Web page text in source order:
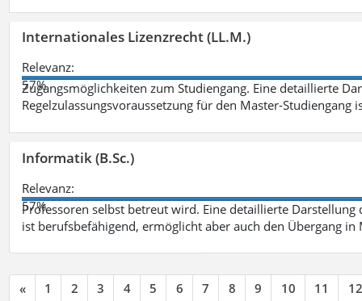
Internationales Lizenzrecht (LL.M.)
Relevanz:
57%
Zugangsmöglichkeiten zum Studiengang. Eine detaillierte
Regelzulassungsvoraussetzung für den Master-
Informatik (B.Sc.)
Relevanz:
57%
Professoren selbst betreut wird. Eine detaillierte
ist berufsbefähigend, ermöglicht aber auch den Übergang in
« 1 2 3 4 5 6 7 8 9 10 11 12